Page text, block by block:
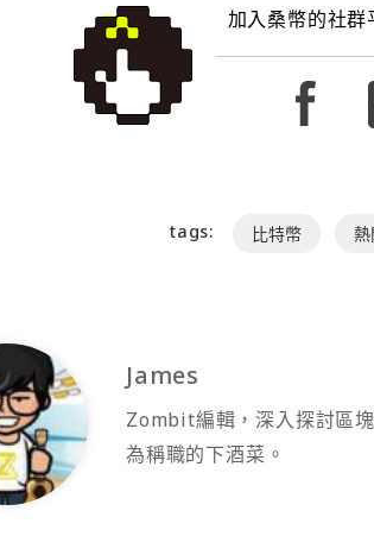
加入桑幣的社群
tags: 比特幣
James
Zombit編輯，深入探討區
為稱職的下酒菜。